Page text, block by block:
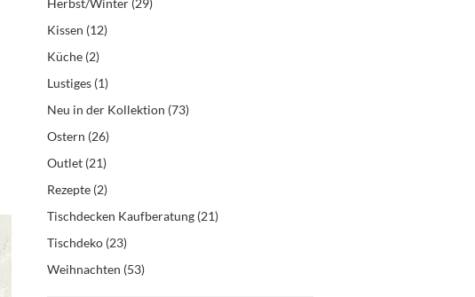
Herbst/Winter (29)
Kissen (12)
Küche (2)
Lustiges (1)
Neu in der Kollektion (73)
Ostern (26)
Outlet (21)
Rezepte (2)
Tischdecken Kaufberatung (21)
Tischdeko (23)
Weihnachten (53)